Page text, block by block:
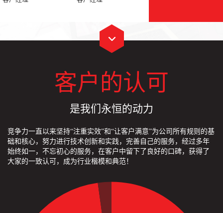
客户的认可
是我们永恒的动力
竞争力一直以来坚持“注重实效”和“让客户满意”为公司所有规则的基
础和核心，努力进行技术创新和实践，完善自己的服务，经过多年
始终如一，不忘初心的服务，在客户中留下了良好的口碑，获得了
大家的一致认可，成为行业楷模和典范！